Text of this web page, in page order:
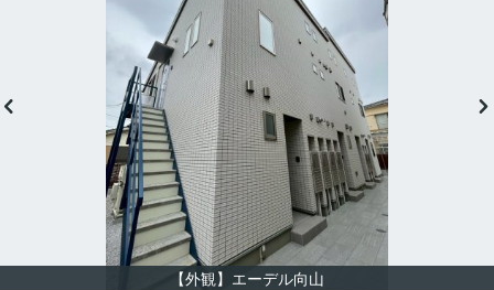
【外観】エーデル向山